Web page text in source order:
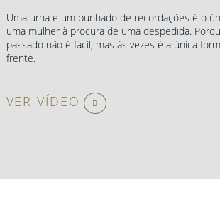
Uma urna e um punhado de recordações é o
uma mulher à procura de uma despedida.
passado não é fácil, mas às vezes é a única
frente.
VER VÍDEO